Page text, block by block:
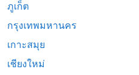
ภูเก็ต
กรุงเทพมหานคร
เกาะสมุย
เชียงใหม่